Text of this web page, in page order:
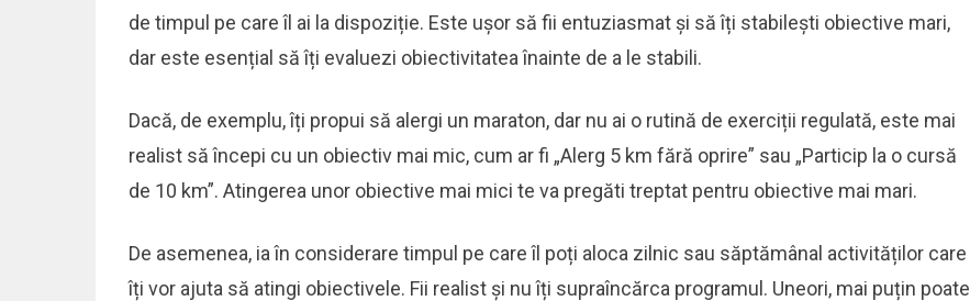
de timpul pe care îl ai la dispoziție. Este ușor să fii entuziasmat și să îți stabilești obiective mari,
dar este esențial să îți evaluezi obiectivitatea înainte de a le stabili.
Dacă, de exemplu, îți propui să alergi un maraton, dar nu ai o rutină de exerciții regulată, este mai
realist să începi cu un obiectiv mai mic, cum ar fi „Alerg 5 km fără oprire” sau „Particip la o cursă
de 10 km”. Atingerea unor obiective mai mici te va pregăti treptat pentru obiective mai mari.
De asemenea, ia în considerare timpul pe care îl poți aloca zilnic sau săptămânal activităților care
îți vor ajuta să atingi obiectivele. Fii realist și nu îți supraîncărca programul. Uneori, mai puțin poate